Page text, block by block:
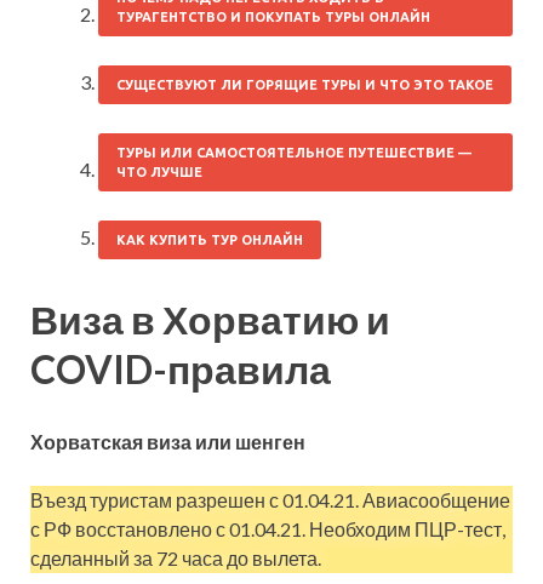
ТУРАГЕНТСТВО И ПОКУПАТЬ ТУРЫ ОНЛАЙН
СУЩЕСТВУЮТ ЛИ ГОРЯЩИЕ ТУРЫ И ЧТО ЭТО ТАКОЕ
ТУРЫ ИЛИ САМОСТОЯТЕЛЬНОЕ ПУТЕШЕСТВИЕ —
ЧТО ЛУЧШЕ
КАК КУПИТЬ ТУР ОНЛАЙН
Виза в Хорватию и
COVID-правила
Хорватская виза или шенген
Въезд туристам разрешен с 01.04.21. Авиасообщение
с РФ восстановлено с 01.04.21. Необходим ПЦР-тест,
сделанный за 72 часа до вылета.